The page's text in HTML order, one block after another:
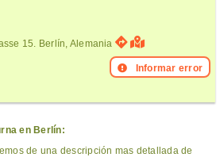
15. Berlín, Alemania
Informar error
en Berlín:
de una descripción mas detallada de